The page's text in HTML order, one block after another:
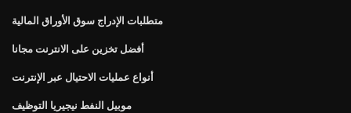
متطلبات الإدراج سوق الأوراق المالية
أفضل تخزين على الانترنت مجانا
أنواع عمليات الاحتيال عبر الإنترنت
موبيل النفط نيجيريا التوظيف